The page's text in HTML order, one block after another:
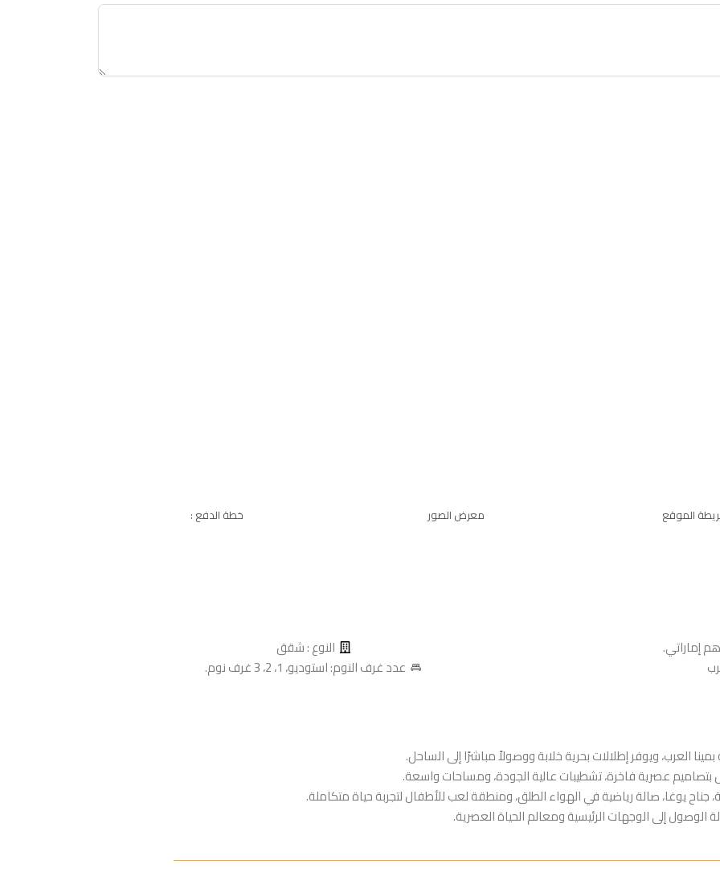
الموقع معرض الصور خطة الدفع :
النوع : شقق
عدد غرف النوم: استوديو، 1، 2، 3 غرف نوم.
العرب، ويوفر إطلالات بحرية خلابة ووصولاً مباشرًا إلى الساحل.
عصرية فاخرة، تشطيبات عالية الجودة، ومساحات واسعة.
إلى الوجهات الرئيسية ومعالم الحياة العصرية.